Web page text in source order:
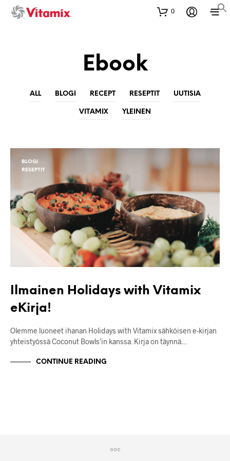
0
Ebook
ALL BLOGI RECEPT RESEPTIT UUTISIA
VITAMIX YLEINEN
BLOGI
RESEPTIT
Ilmainen Holidays with Vitamix
eKirja!
Olemme luoneet ihanan Holidays with Vitamix sähköisen e-kirjan
yhteistyössä Coconut Bowls’in kanssa. Kirja on täynnä…
CONTINUE READING